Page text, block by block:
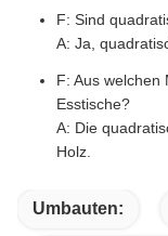
F: Sind
A: Ja,
F: Aus welchen
Esstische?
A: Die
Holz.
Umbauten: